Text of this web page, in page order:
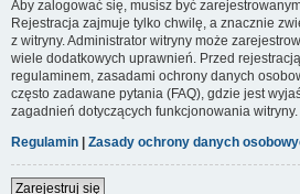
Aby zalogować się, musisz być
Rejestracja zajmuje tylko chwilę, a znacznie
z witryny. Administrator witryny może
wiele dodatkowych uprawnień. Przed
regulaminem, zasadami ochrony danych
często zadawane pytania (FAQ), gdzie jest
zagadnień dotyczących funkcjonowania witryny.
Regulamin | Zasady ochrony danych
Zarejestruj się